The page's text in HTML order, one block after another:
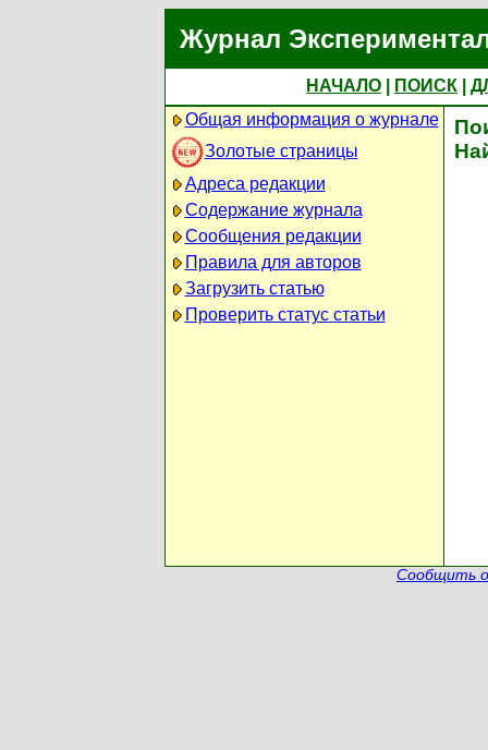
Журнал
НАЧАЛО ПОИСК
Общая информация о журнале
Золотые страницы
Адреса редакции
Содержание журнала
Сообщения редакции
Правила для авторов
Загрузить статью
Проверить статус статьи
Сообщить о